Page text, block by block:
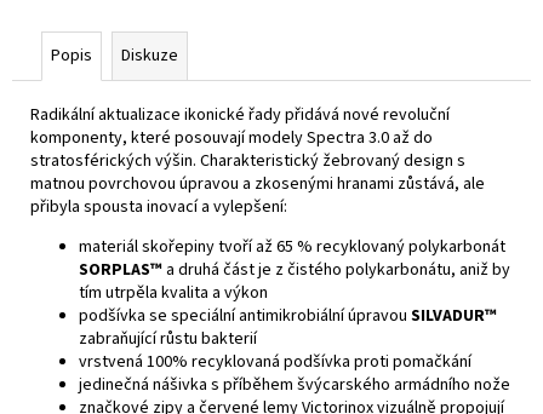
Popis Diskuze
Radikální aktualizace ikonické řady přidává nové revoluční
komponenty, které posouvají modely Spectra 3.0 až do
stratosférických výšin. Charakteristický žebrovaný design s
matnou povrchovou úpravou a zkosenými hranami zůstává, ale
přibyla spousta inovací a vylepšení:
materiál skořepiny tvoří až 65 % recyklovaný polykarbonát
SORPLAS™ a druhá část je z čistého polykarbonátu, aniž by
tím utrpěla kvalita a výkon
podšívka se speciální antimikrobiální úpravou SILVADUR™
zabraňující růstu bakterií
vrstvená 100% recyklovaná podšívka proti pomačkání
jedinečná nášivka s příběhem švýcarského armádního nože
značkové zipy a červené lemy Victorinox vizuálně propojují